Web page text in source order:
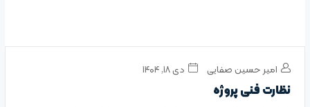
امیر حسین صفایی دی ۱۸, ۱۴۰۴
نظارت فنی پروژه